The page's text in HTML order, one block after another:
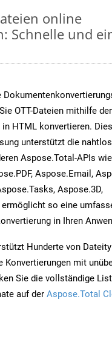
online
Schnelle und
OTT-Dateien mithilfe
HTML konvertieren.
unterstützt die
Aspose.Total-APIs wie
Aspose.Email,
Aspose.3D,
so eine
in Ihren
Hunderte von
Konvertierungen mit
Sie die vollständige
auf der Aspose.Total